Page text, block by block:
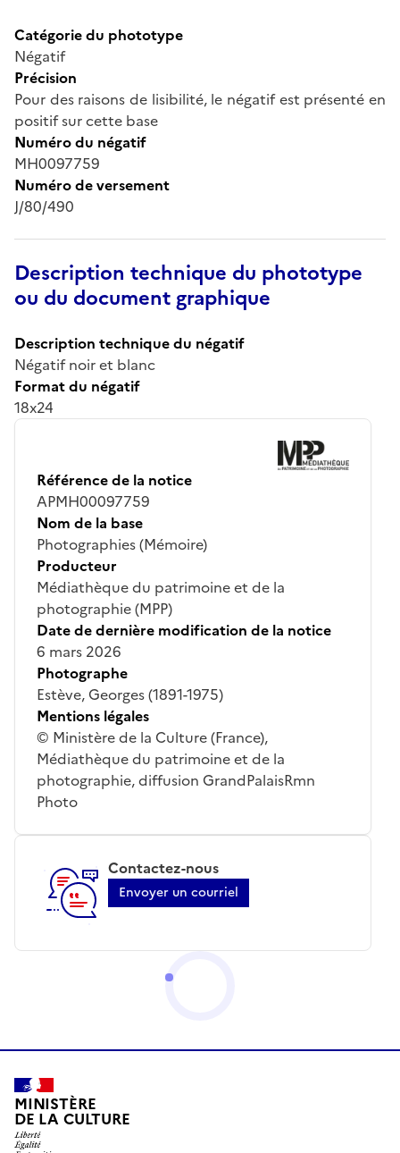
Catégorie du phototype
Négatif
Précision
Pour des raisons de lisibilité, le négatif est présenté en
positif sur cette base
Numéro du négatif
MH0097759
Numéro de versement
J/80/490
Description technique du phototype
ou du document graphique
Description technique du négatif
Négatif noir et blanc
Format du négatif
18x24
Référence de la notice
APMH00097759
Nom de la base
Photographies (Mémoire)
Producteur
Médiathèque du patrimoine et de la
photographie (MPP)
Date de dernière modification de la notice
6 mars 2026
Photographe
Estève, Georges (1891-1975)
Mentions légales
© Ministère de la Culture (France),
Médiathèque du patrimoine et de la
photographie, diffusion GrandPalaisRmn
Photo
Contactez-nous
Envoyer un courriel
MINISTÈRE
DE LA CULTURE